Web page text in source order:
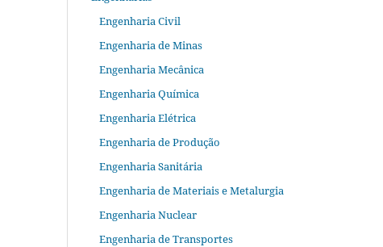
Engenharia Civil
Engenharia de Minas
Engenharia Mecânica
Engenharia Química
Engenharia Elétrica
Engenharia de Produção
Engenharia Sanitária
Engenharia de Materiais e Metalurgia
Engenharia Nuclear
Engenharia de Transportes